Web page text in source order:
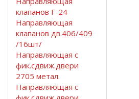
клапанов Г-24
Направляющая
клапанов дв.406/409
/16шт/
Направляющая с
фик.сдвиж.двери
2705 метал.
Направляющая с